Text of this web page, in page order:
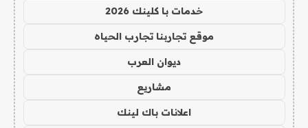
خدمات با كلينك 2026
موقع تجاربنا تجارب الحياه
ديوان العرب
مشاريع
اعلانات باك لينك